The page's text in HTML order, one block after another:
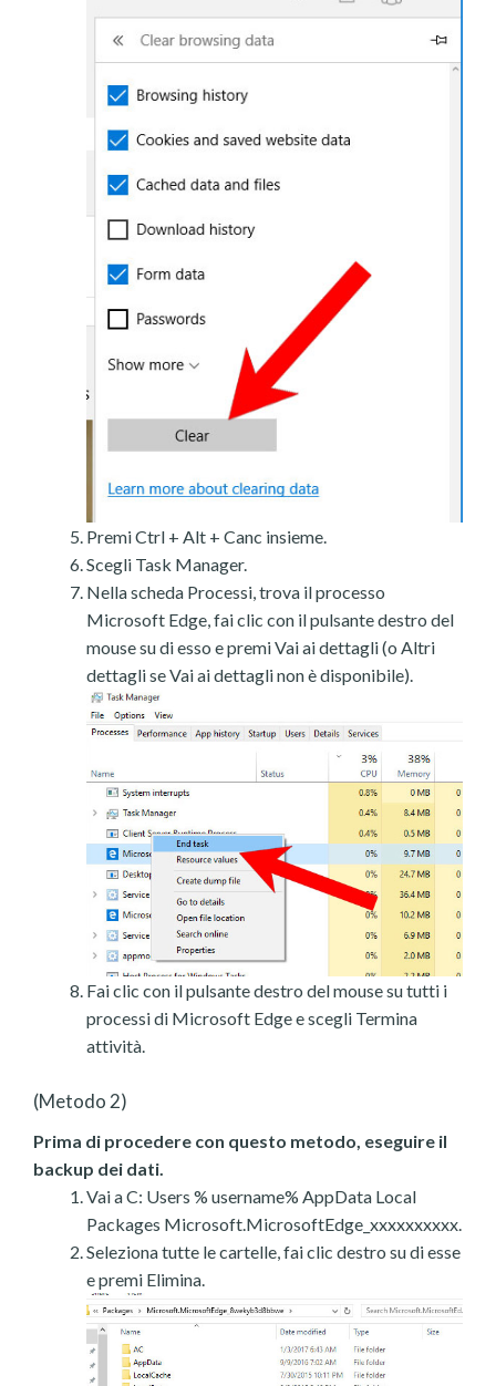
Premi Ctrl + Alt + Canc insieme.
Scegli Task Manager.
Nella scheda Processi, trova il processo
Microsoft Edge, fai clic con il pulsante destro del
mouse su di esso e premi Vai ai dettagli (o Altri
dettagli se Vai ai dettagli non è disponibile).
Fai clic con il pulsante destro del mouse su tutti i
processi di Microsoft Edge e scegli Termina
attività.
(Metodo 2)
Prima di procedere con questo metodo, eseguire il
backup dei dati.
Vai a C: Users % username% AppData Local
Packages Microsoft.MicrosoftEdge_xxxxxxxxxx.
Seleziona tutte le cartelle, fai clic destro su di esse
e premi Elimina.